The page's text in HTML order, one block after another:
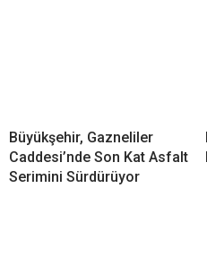
Büyükşehir, Gazneliler
Caddesi’nde Son Kat Asfalt
Serimini Sürdürüyor